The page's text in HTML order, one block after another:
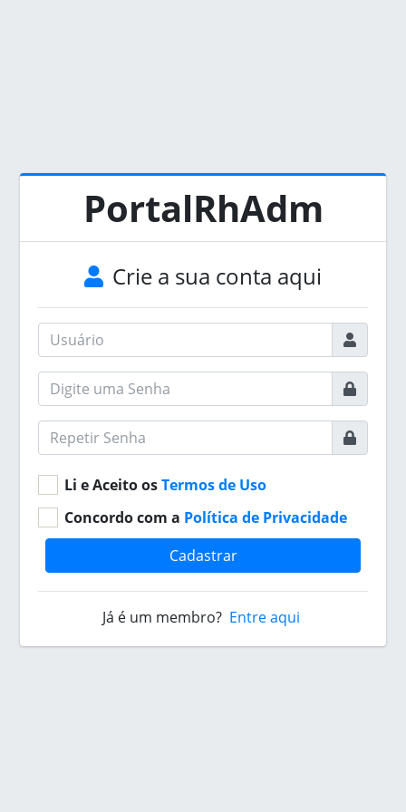
PortalRhAdm
Crie a sua conta aqui
Li e Aceito osTermos de Uso
Concordo com a Política de Privacidade
Cadastrar
Já é um membro? Entre aqui